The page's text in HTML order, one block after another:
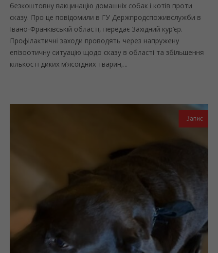
безкоштовну вакцинацію домашніх собак і котів проти
сказу. Про це повідомили в ГУ Держпродспоживслужби в
Івано-Франківській області, передає Західний кур’єр.
Профілактичні заходи проводять через напружену
епізоотичну ситуацію щодо сказу в області та збільшення
кількості диких м’ясоїдних тварин,...
Запис